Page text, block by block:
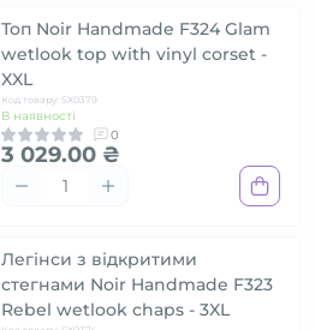
Топ Noir Handmade F324 Glam
wetlook top with vinyl corset -
XXL
Код товару: SX0379
В наявності
0
3 029.00 ₴
Легінси з відкритими
стегнами Noir Handmade F323
Rebel wetlook chaps - 3XL